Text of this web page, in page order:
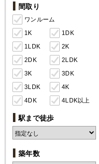
間取り
ワンルーム
1K
1DK
1LDK
2K
2DK
2LDK
3K
3DK
3LDK
4K
4DK
4LDK以上
駅まで徒歩
築年数